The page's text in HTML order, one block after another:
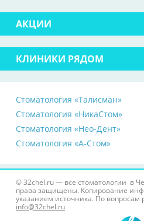
АКЦИИ
КЛИНИКИ РЯДОМ
Стоматология «Талисман»
Стоматология «НикаСтом»
Стоматология «Нео-Дент»
Стоматология «А-Стом»
© 32chel.ru — все стоматологии в
права защищены. Копирование
указанием источника. По
info@32chel.ru